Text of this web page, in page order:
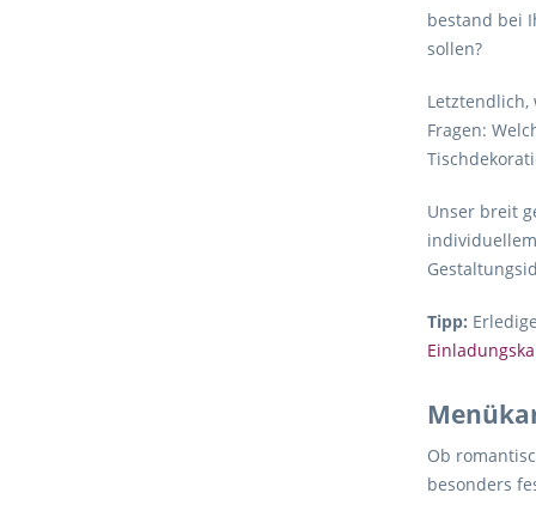
bestand bei
sollen?
Fragen:
Unser breit
Tipp:
Ob
besonders